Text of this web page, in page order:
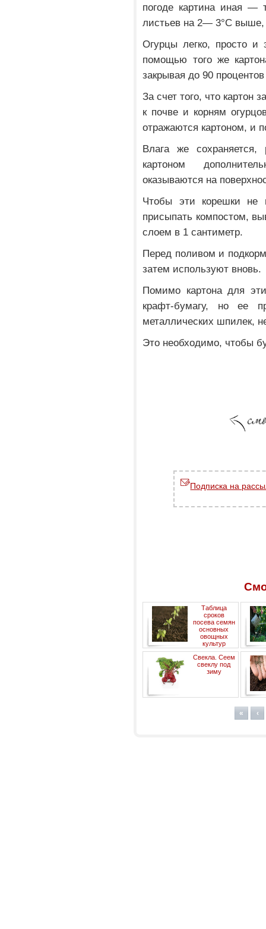
погоде картина иная —
листьев на 2— 3°С выше,
Огурцы легко, просто
помощью того же
закрывая до 90
За счет того, что картон
к почве и корням
отражаются картоном, и
Влага же
картоном
оказываются на
Чтобы эти корешки не
присыпать компостом,
слоем в 1 сантиметр.
Перед поливом и
затем используют вновь.
Помимо картона для
крафт-бумагу, но ее
металлических шпилек,
Это необходимо, чтобы
Подписка на
Таблица
сроков
посева семян
основных
овощных
культур
Свекла. Сеем
свеклу под
зиму
« ‹